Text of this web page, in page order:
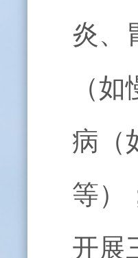
炎、
（
病（
等）
开展